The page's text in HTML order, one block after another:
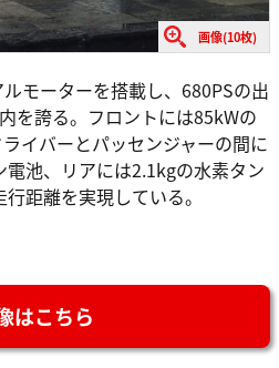
画像(10枚)
モーターを搭載し、680PSの出
を誇る。フロントには85kWの
イバーとパッセンジャーの間に
池、リアには2.1kgの水素タン
距離を実現している。
はこちら